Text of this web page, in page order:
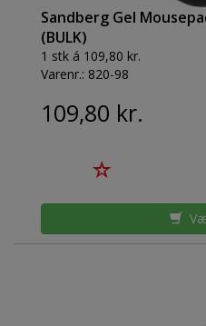
Sandberg Gel
(BULK)
1 stk á 109,80 kr.
Varenr.: 820-98
109,80 kr.